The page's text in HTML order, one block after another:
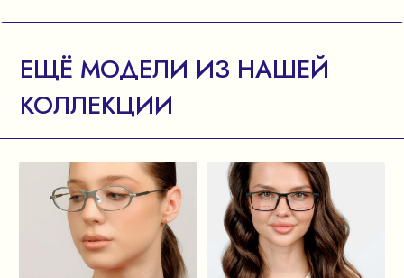
ЕЩЁ МОДЕЛИ ИЗ НАШЕЙ
КОЛЛЕКЦИИ